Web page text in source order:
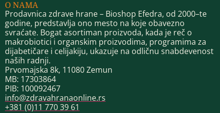
O NAMA
Prodavnica zdrave hrane – Bioshop Efedra, od 2000–te
godine, predstavlja ono mesto na koje obavezno
svraćate. Bogat asortiman proizvoda, kada je reč o
makrobiotici i organskim proizvodima, programima za
dijabetičare i celijakiju, ukazuje na odličnu snabdevenost
naših radnji.
Prvomajska 8k, 11080 Zemun
MB: 17303864
PIB: 100092467
info@zdravahranaonline.rs
+381 (0)11 770 39 61